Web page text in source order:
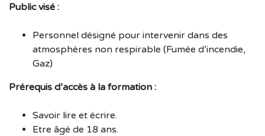
Public visé :
Personnel désigné pour intervenir dans des
atmosphères non respirable (Fumée d’incendie,
Gaz)
Prérequis d’accès à la formation :
Savoir lire et écrire.
Etre âgé de 18 ans.